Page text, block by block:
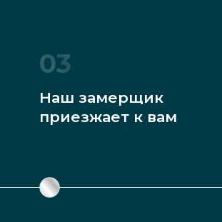
03
Наш замерщик
приезжает к вам